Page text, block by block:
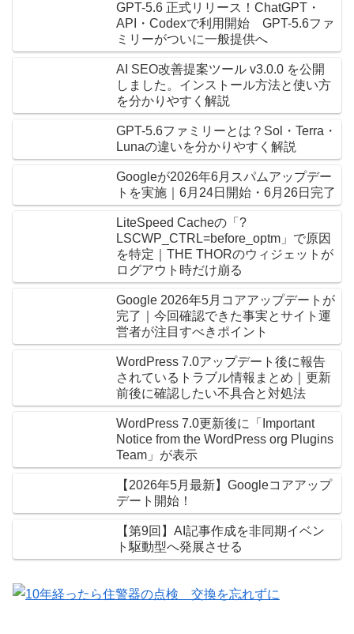
GPT-5.6 正式リリース！ChatGPT・
API・Codexで利用開始 GPT-5.6ファ
ミリーがついに一般提供へ
AI SEO改善提案ツール v3.0.0 を公開
しました。インストール方法と使い方
を分かりやすく解説
GPT-5.6ファミリーとは？Sol・Terra・
Lunaの違いを分かりやすく解説
Googleが2026年6月スパムアップデー
トを実施｜6月24日開始・6月26日完了
LiteSpeed Cacheの「?
LSCWP_CTRL=before_optm」で原因
を特定｜THE THORのウィジェットが
ログアウト時だけ崩る
Google 2026年5月コアアップデートが
完了｜今回確認できた事実とサイト運
営者が注目すべきポイント
WordPress 7.0アップデート後に報告
されているトラブル情報まとめ｜更新
前後に確認したい不具合と対処法
WordPress 7.0更新後に「Important
Notice from the WordPress org Plugins
Team」が表示
【2026年5月最新】Googleコアアップ
デート開始！
【第9回】AI記事作成を非同期イベン
ト駆動型へ発展させる